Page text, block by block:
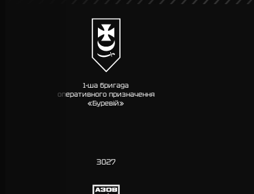
1-ша бригада
оперативного призначення
«Буревій»
3027